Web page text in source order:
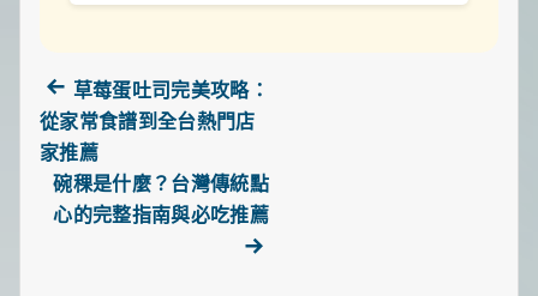
文
章
Previous
post:
草莓蛋吐司完美攻略：
從家常食譜到全台熱門店
家推薦
碗稞是什麼？台灣傳統點
心的完整指南與必吃推薦Next